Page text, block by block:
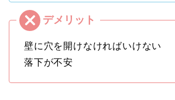
壁に穴を開けなければいけない
落下が不安